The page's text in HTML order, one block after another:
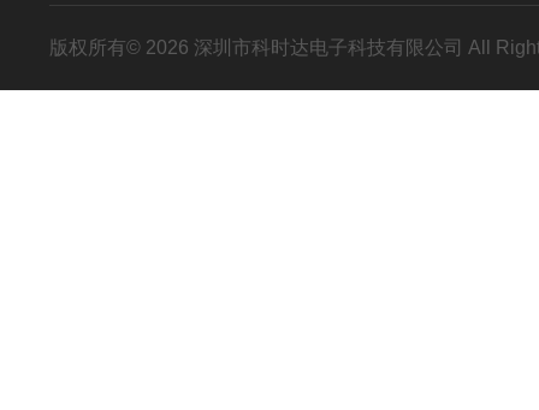
版权所有© 2026 深圳市科时达电子科技有限公司 All